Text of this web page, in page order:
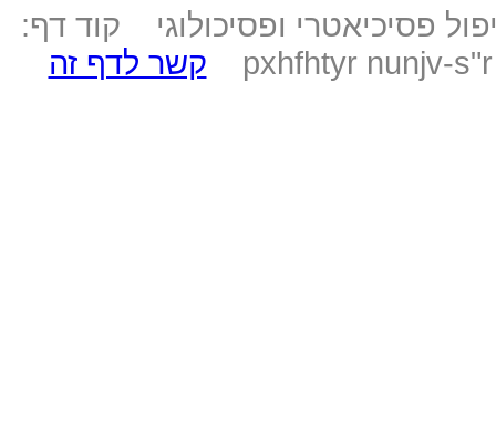
פסיכיאטרי ופסיכולוגי קוד דף:
pxhfhtyr nunjv-
קשר לדף זה